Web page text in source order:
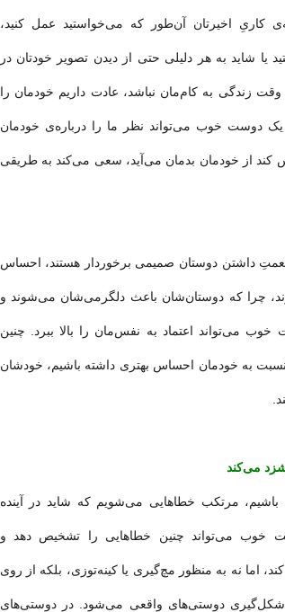
کاریِ اخیرتان آن‌طور که می‌خواستید عمل کنید،
یا شاید به هر دلیلی حتی از دیدن تصویر خودتان در
وقت زندگی به کام‌مان نباشد، عادت داریم خودمان را
دوست خوب می‌تواند نظر ما را درباره‌ی خودمان
از خودمان بدمان می‌آید، سعی می‌کند به طریقی
نعمتِ داشتن دوستان صمیمی برخوردار هستند، احساس
چرا که دوستان‌شان باعث دلگرمی‌‌شان می‌شوند و
می‌تواند اعتماد به نفس‌مان را بالا ببرد. چنین
به خودمان احساس بهتری داشته باشیم، خودشان
مرتکب خطاهایی می‌شویم که شاید در آینده
خوب می‌تواند چنین خطاهایی را تشخیص دهد و
اما نه به منظور مچ‌گیری یا کینه‌توزی، بلکه از روی
دوستی‌های واقعی می‌شود. در دوستی‌های